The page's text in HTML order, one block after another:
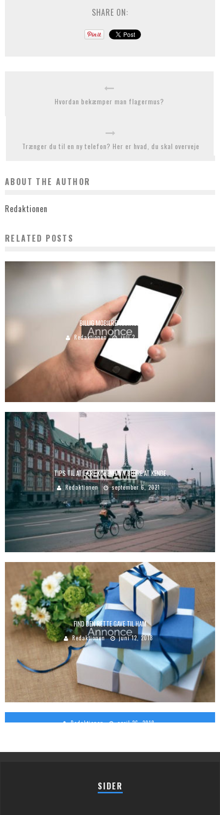
SHARE ON:
Hvordan bekæmper man flagermus?
Trænger du til en ny telefon? Her er hvad, du skal overveje
ABOUT THE AUTHOR
Redaktionen
RELATED POSTS
BILLIG MOBILREPARATION
Redaktionen juli 2, 2018
TIPS TIL AT LÆRE KØBENHAVN BEDRE AT KENDE
Redaktionen september 6, 2021
FIND DEN RETTE GAVE TIL HAM
Redaktionen juni 12, 2018
Redaktionen april 26, 2018
SIDER